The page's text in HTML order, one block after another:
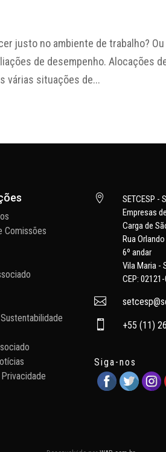
justo no ambiente de trabalho?
de desempenho. Alocações
várias situações de...
Comissões

SETCESP -
Empresas
Carga de
Rua
6º andar
Vila Maria -
CEP: 02121-

 +55 (11)
Siga-nos